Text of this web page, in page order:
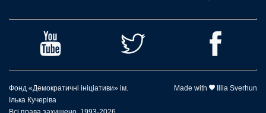
Фонд «Демократичні ініціативи» ім.
Ілька Кучеріва
Made with Illia Sverhun